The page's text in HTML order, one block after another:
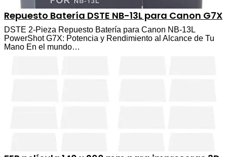
Repuesto Batería DSTE NB-13L para Canon G7X
DSTE 2-Pieza Repuesto Batería para Canon NB-13L
PowerShot G7X: Potencia y Rendimiento al Alcance de Tu
Mano En el mundo…